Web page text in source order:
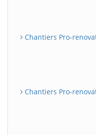
Chantiers Pro-
Chantiers Pro-